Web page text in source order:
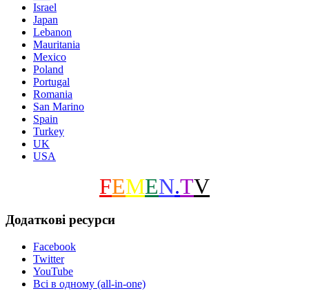
Israel
Japan
Lebanon
Mauritania
Mexico
Poland
Portugal
Romania
San Marino
Spain
Turkey
UK
USA
FEMEN.TV
Додаткові ресурси
Facebook
Twitter
YouTube
Всі в одному (all-in-one)